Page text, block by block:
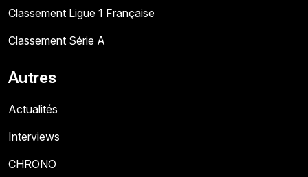
Classement Ligue 1 Française
Classement Série A
Autres
Actualités
Interviews
CHRONO